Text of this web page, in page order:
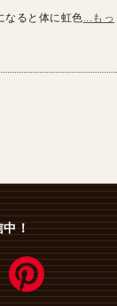
なると体に虹色 ...もっ
中！